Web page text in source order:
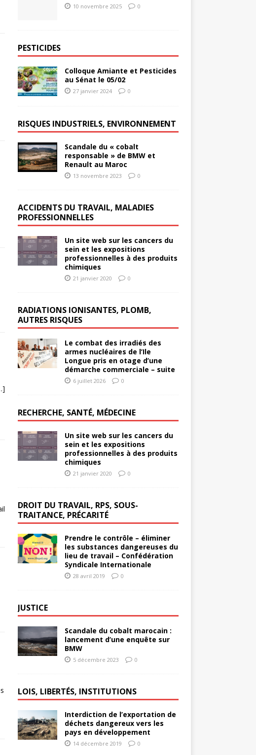
10 novembre 2025 0
PESTICIDES
Colloque Amiante et Pesticides
au Sénat le 05/02
27 janvier 2024 0
RISQUES INDUSTRIELS, ENVIRONNEMENT
Scandale du « cobalt
responsable » de BMW et
Renault au Maroc
13 novembre 2023 0
ACCIDENTS DU TRAVAIL, MALADIES
PROFESSIONNELLES
Un site web sur les cancers du
sein et les expositions
professionnelles à des produits
chimiques
21 janvier 2020 0
RADIATIONS IONISANTES, PLOMB,
AUTRES RISQUES
Le combat des irradiés des
armes nucléaires de l’Ile
Longue pris en otage d’une
démarche commerciale – suite
6 juillet 2026 0
RECHERCHE, SANTÉ, MÉDECINE
Un site web sur les cancers du
sein et les expositions
professionnelles à des produits
chimiques
21 janvier 2020 0
DROIT DU TRAVAIL, RPS, SOUS-
TRAITANCE, PRÉCARITÉ
Prendre le contrôle – éliminer
les substances dangereuses du
lieu de travail – Confédération
Syndicale Internationale
28 avril 2019 0
JUSTICE
Scandale du cobalt marocain :
lancement d’une enquête sur
BMW
5 décembre 2023 0
LOIS, LIBERTÉS, INSTITUTIONS
Interdiction de l’exportation de
déchets dangereux vers les
pays en développement
14 décembre 2019 0